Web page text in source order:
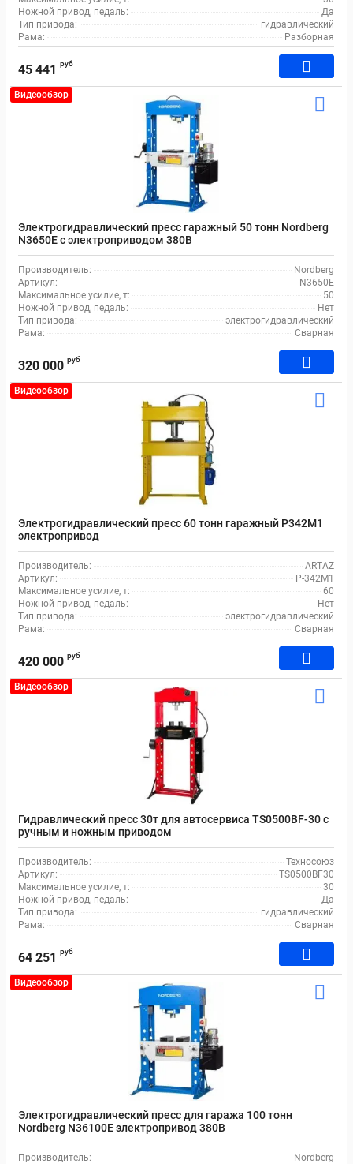
Ножной привод, педаль:
Да
Тип привода:
гидравлический
Рама:
Разборная
45 441 руб
Видеообзор
Электрогидравлический пресс гаражный 50 тонн Nordberg
N3650E с электроприводом 380В
Производитель:
Nordberg
Артикул:
N3650Е
Максимальное усилие, т:
50
Ножной привод, педаль:
Нет
Тип привода:
электрогидравлический
Рама:
Сварная
320 000 руб
Видеообзор
Электрогидравлический пресс 60 тонн гаражный Р342М1
электропривод
Производитель:
ARTAZ
Артикул:
Р-342М1
Максимальное усилие, т:
60
Ножной привод, педаль:
Нет
Тип привода:
электрогидравлический
Рама:
Сварная
420 000 руб
Видеообзор
Гидравлический пресс 30т для автосервиса TS0500BF-30 с
ручным и ножным приводом
Производитель:
Техносоюз
Артикул:
TS0500BF30
Максимальное усилие, т:
30
Ножной привод, педаль:
Да
Тип привода:
гидравлический
Рама:
Сварная
64 251 руб
Видеообзор
Электрогидравлический пресс для гаража 100 тонн
Nordberg N36100E электропривод 380В
Производитель:
Nordberg